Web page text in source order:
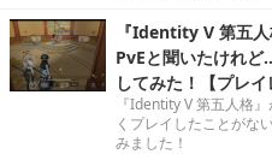
『Identity V 第五
PvEと聞いたけれ
してみた！【プレイ
『Identity V 第五人格
くプレイしたことがな
みました！